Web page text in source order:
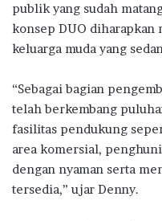
publik yang sudah
konsep DUO diharapkan
keluarga muda yang
“Sebagai bagian
telah berkembang
fasilitas pendukung
area komersial,
dengan nyaman serta
tersedia,” ujar Denny.